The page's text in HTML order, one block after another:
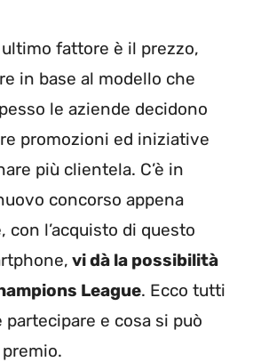
fattore è il prezzo,
in base al modello che
le aziende decidono
promozioni ed iniziative
più clientela. C’è in
concorso appena
con l’acquisto di questo
vi dà la possibilità
League. Ecco tutti
e cosa si può